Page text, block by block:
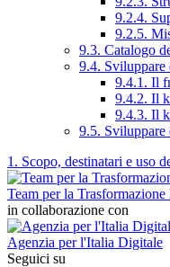
9.2.4.
9.2.5.
9.3. Catalogo
9.4. Sviluppare
9.4.1. Il
9.4.2. Il
9.4.3. Il
9.5.
1. Scopo, destinatari e uso
Team per la
in collaborazione con
Agenzia per l'Italia Digitale
Seguici su